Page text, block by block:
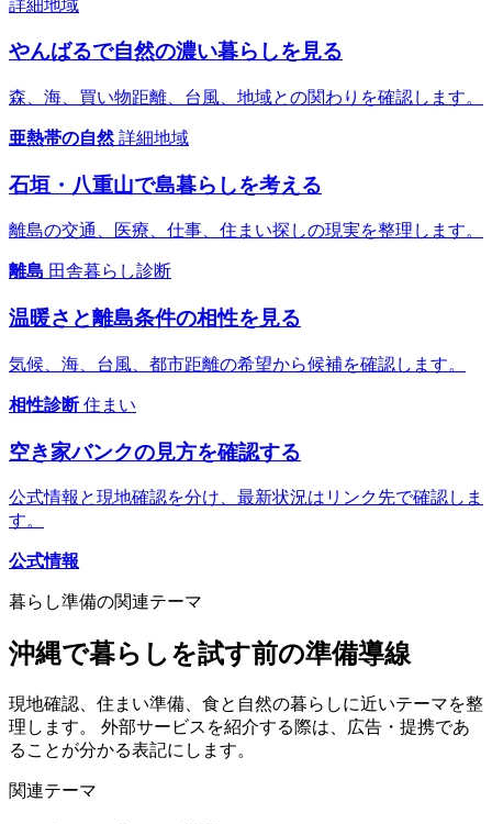
詳細地域
やんばるで自然の濃い暮らしを見る
森、海、買い物距離、台風、地域との関わりを確認します。
亜熱帯の自然 詳細地域
石垣・八重山で島暮らしを考える
離島の交通、医療、仕事、住まい探しの現実を整理します。
離島 田舎暮らし診断
温暖さと離島条件の相性を見る
気候、海、台風、都市距離の希望から候補を確認します。
相性診断 住まい
空き家バンクの見方を確認する
公式情報と現地確認を分け、最新状況はリンク先で確認しま
す。
公式情報
暮らし準備の関連テーマ
沖縄で暮らしを試す前の準備導線
現地確認、住まい準備、食と自然の暮らしに近いテーマを整
理します。 外部サービスを紹介する際は、広告・提携であ
ることが分かる表記にします。
関連テーマ